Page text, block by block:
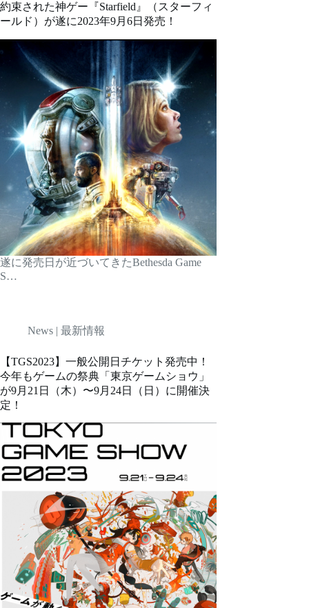
約束された神ゲー『Starfield』（スターフィ
ールド）が遂に2023年9月6日発売！
遂に発売日が近づいてきたBethesda Game
S…
News | 最新情報
【TGS2023】一般公開日チケット発売中！
今年もゲームの祭典「東京ゲームショウ」
が9月21日（木）〜9月24日（日）に開催決
定！